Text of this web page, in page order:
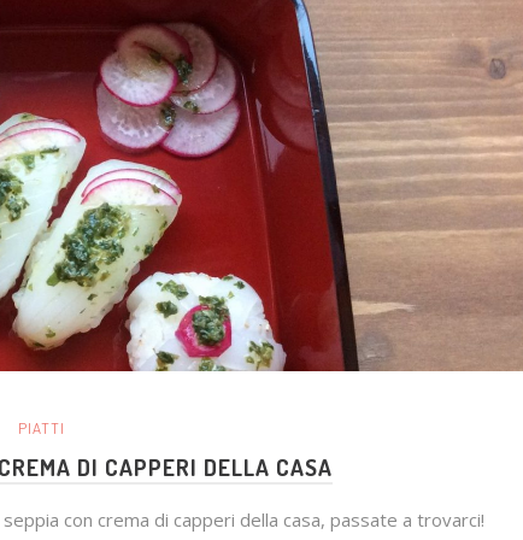
PIATTI
DI CAPPERI DELLA CASA
con crema di capperi della casa, passate a trovarci!